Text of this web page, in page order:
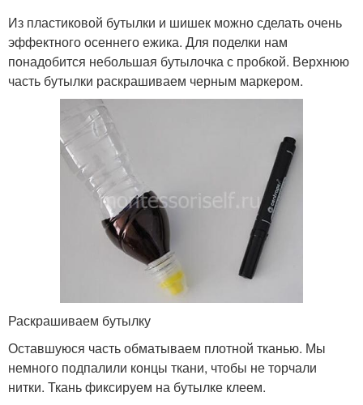
Из пластиковой бутылки и шишек можно сделать очень
эффектного осеннего ежика. Для поделки нам
понадобится небольшая бутылочка с пробкой. Верхнюю
часть бутылки раскрашиваем черным маркером.
Раскрашиваем бутылку
Оставшуюся часть обматываем плотной тканью. Мы
немного подпалили концы ткани, чтобы не торчали
нитки. Ткань фиксируем на бутылке клеем.